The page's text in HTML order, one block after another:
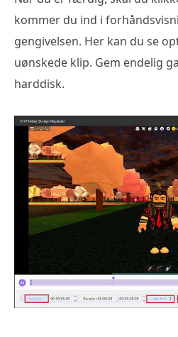
kommer du ind i
gengivelsen. Her kan du se
uønskede klip. Gem endelig
harddisk.